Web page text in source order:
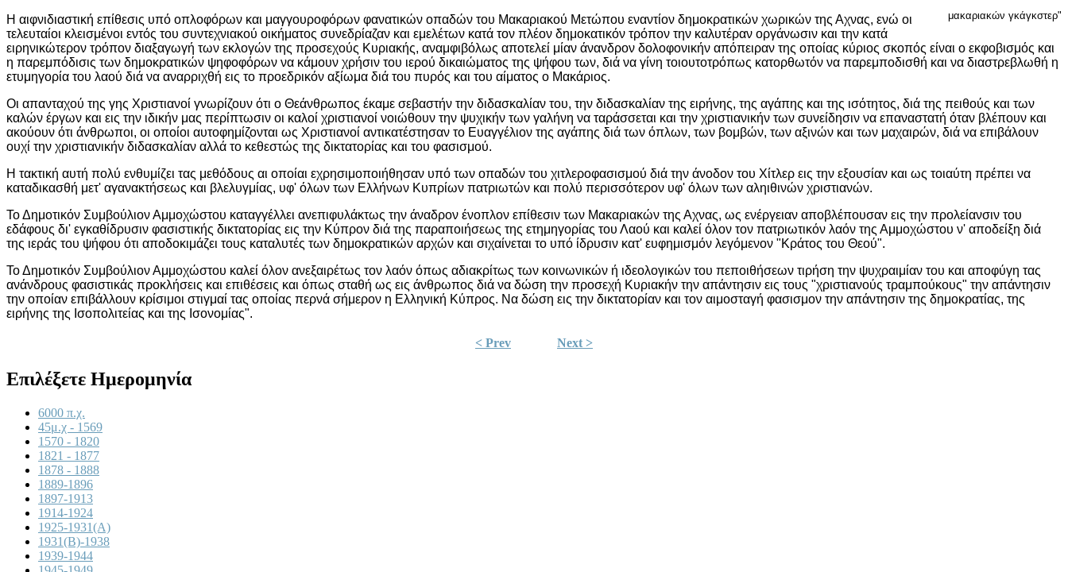
μακαριακών γκάγκστερ"
Η αιφνιδιαστική επίθεσις υπό οπλοφόρων και μαγγουροφόρων φανατικών οπαδών του Μακαριακού Μετώπου εναντίον δημοκρατικών χωρικών της Αχνας, ενώ οι
τελευταίοι κλεισμένοι εντός του συντεχνιακού οικήματος συνεδρίαζαν και εμελέτων κατά τον πλέον δημοκατικόν τρόπον την καλυτέραν οργάνωσιν και την κατά
ειρηνικώτερον τρόπον διαξαγωγή των εκλογών της προσεχούς Κυριακής, αναμφιβόλως αποτελεί μίαν άνανδρον δολοφονικήν απόπειραν της οποίας κύριος σκοπός είναι ο εκφοβισμός και
η παρεμπόδισις των δημοκρατικών ψηφοφόρων να κάμουν χρήσιν του ιερού δικαιώματος της ψήφου των, διά να γίνη τοιουτοτρόπως κατορθωτόν να παρεμποδισθή και να διαστρεβλωθή η
ετυμηγορία του λαού διά να αναρριχθή εις το προεδρικόν αξίωμα διά του πυρός και του αίματος ο Μακάριος.
Οι απανταχού της γης Χριστιανοί γνωρίζουν ότι ο Θεάνθρωπος έκαμε σεβαστήν την διδασκαλίαν του, την διδασκαλίαν της ειρήνης, της αγάπης και της ισότητος, διά της πειθούς και των
καλών έργων και εις την ιδικήν μας περίπτωσιν οι καλοί χριστιανοί νοιώθουν την ψυχικήν των γαλήνη να ταράσσεται και την χριστιανικήν των συνείδησιν να επαναστατή όταν βλέπουν και
ακούουν ότι άνθρωποι, οι οποίοι αυτοφημίζονται ως Χριστιανοί αντικατέστησαν το Ευαγγέλιον της αγάπης διά των όπλων, των βομβών, των αξινών και των μαχαιρών, διά να επιβάλουν
ουχί την χριστιανικήν διδασκαλίαν αλλά το κεθεστώς της δικτατορίας και του φασισμού.
Η τακτική αυτή πολύ ενθυμίζει τας μεθόδους αι οποίαι εχρησιμοποιήθησαν υπό των οπαδών του χιτλεροφασισμού διά την άνοδον του Χίτλερ εις την εξουσίαν και ως τοιαύτη πρέπει να
καταδικασθή μετ' αγανακτήσεως και βλελυγμίας, υφ' όλων των Ελλήνων Κυπρίων πατριωτών και πολύ περισσότερον υφ' όλων των αληιθινών χριστιανών.
Το Δημοτικόν Συμβούλιον Αμμοχώστου καταγγέλλει ανεπιφυλάκτως την άναδρον ένοπλον επίθεσιν των Μακαριακών της Αχνας, ως ενέργειαν αποβλέπουσαν εις την προλείανσιν του
εδάφους δι' εγκαθίδρυσιν φασιστικής δικτατορίας εις την Κύπρον διά της παραποιήσεως της ετημηγορίας του Λαού και καλεί όλον τον πατριωτικόν λαόν της Αμμοχώστου ν' αποδείξη διά
της ιεράς του ψήφου ότι αποδοκιμάζει τους καταλυτές των δημοκρατικών αρχών και σιχαίνεται το υπό ίδρυσιν κατ' ευφημισμόν λεγόμενον "Κράτος του Θεού".
Το Δημοτικόν Συμβούλιον Αμμοχώστου καλεί όλον ανεξαιρέτως τον λαόν όπως αδιακρίτως των κοινωνικών ή ιδεολογικών του πεποιθήσεων τιρήση την ψυχραιμίαν του και αποφύγη τας
ανάνδρους φασιστικάς προκλήσεις και επιθέσεις και όπως σταθή ως εις άνθρωπος διά να δώση την προσεχή Κυριακήν την απάντησιν εις τους "χριστιανούς τραμπούκους" την απάντησιν
την οποίαν επιβάλλουν κρίσιμοι στιγμαί τας οποίας περνά σήμερον η Ελληνική Κύπρος. Να δώση εις την δικτατορίαν και τον αιμοσταγή φασισμον την απάντησιν της δημοκρατίας, της
ειρήνης της Ισοπολιτείας και της Ισονομίας".
< Prev Next >
Επιλέξετε Ημερομηνία
6000 π.χ.
45μ.χ - 1569
1570 - 1820
1821 - 1877
1878 - 1888
1889-1896
1897-1913
1914-1924
1925-1931(A)
1931(B)-1938
1939-1944